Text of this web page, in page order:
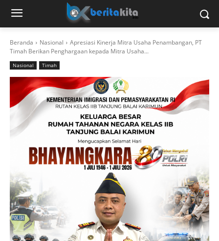
Beranda Nasional
Apresiasi Kinerja Mitra Usaha Penambangan, PT
Timah Berikan Penghargaan kepada Mitra Usaha...
Nasional Timah